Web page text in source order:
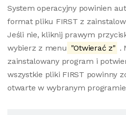
System operacyjny powinien
format pliku FIRST z
Jeśli nie, kliknij prawym
wybierz z menu "Otwierać z" .
zainstalowany program i
wszystkie pliki FIRST powinny
otwarte w wybranym